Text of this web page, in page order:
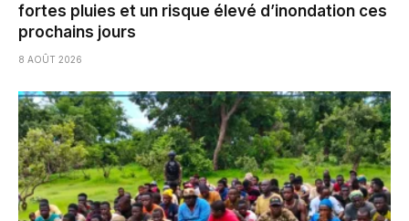
fortes pluies et un risque élevé d’inondation ces
prochains jours
8 AOÛT 2026